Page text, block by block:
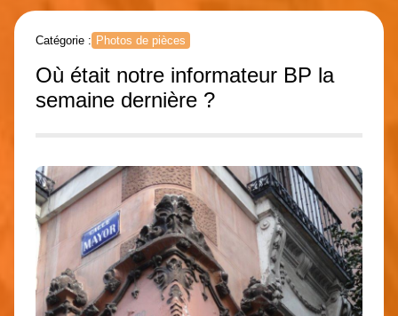
Catégorie : Photos de pièces
Où était notre informateur BP la
semaine dernière ?